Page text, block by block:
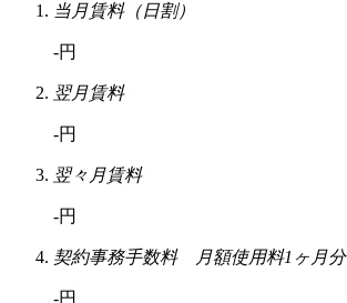
当月賃料（日割）
-円
翌月賃料
-円
翌々月賃料
-円
契約事務手数料 月額使用料1ヶ月分
-円